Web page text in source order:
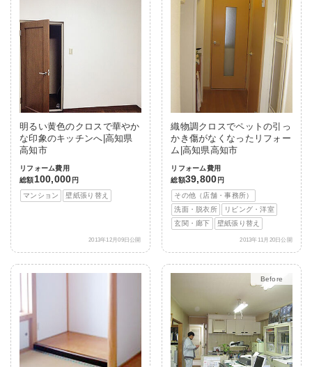
明るい黄色のクロスで華やか
な印象のキッチンへ|高知県
高知市
リフォーム費用
総額100,000 円
マンション
壁紙張り替え
2013年12月09日公開
織物調クロスでペットの引っ
かき傷がなくなったリフォー
ム|高知県高知市
リフォーム費用
総額39,800 円
その他（店舗・事務所）
洗面・脱衣所
リビング・洋室
玄関・廊下
壁紙張り替え
2013年11月20日公開
After